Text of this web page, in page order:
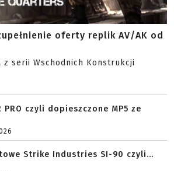
oferty replik AV/AK od
z serii Wschodnich Konstrukcji
PRO czyli dopieszczone MP5 ze
Strike Industries SI-90 czyli...